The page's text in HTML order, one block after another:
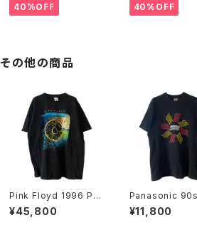
40%OFF 40%OFF
その他の商品
Pink Floyd 1996 Pul
se Band Tee
¥45,800
Panasonic
ck Wave
r Brains Tee
¥11,800